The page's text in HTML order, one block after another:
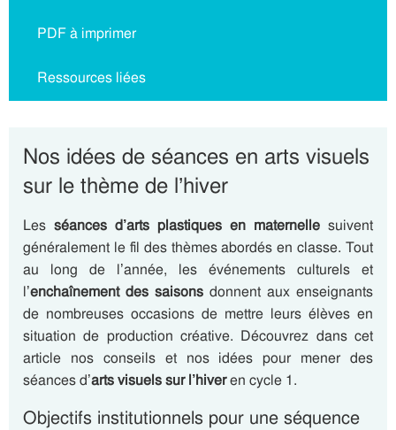
PDF à imprimer
Ressources liées
Nos idées de séances en arts visuels
sur le thème de l’hiver
Les séances d’arts plastiques en maternelle suivent
généralement le fil des thèmes abordés en classe. Tout
au long de l’année, les événements culturels et
l’enchaînement des saisons donnent aux enseignants
de nombreuses occasions de mettre leurs élèves en
situation de production créative. Découvrez dans cet
article nos conseils et nos idées pour mener des
séances d’arts visuels sur l’hiveren cycle 1.
Objectifs institutionnels pour une séquence